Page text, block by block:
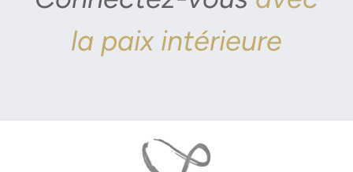
la paix intérieure